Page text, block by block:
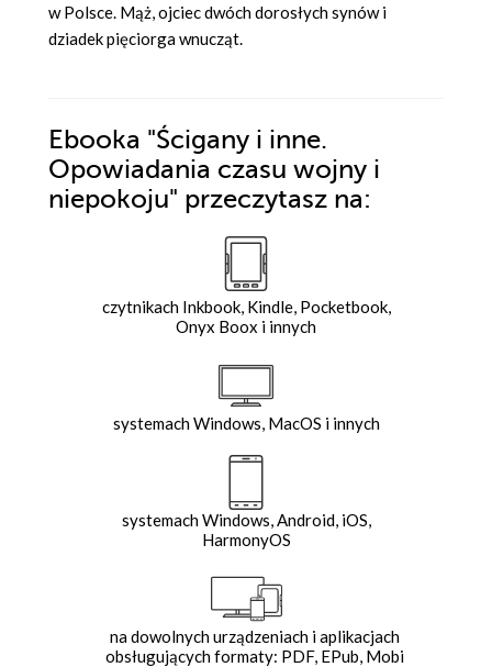
w Polsce. Mąż, ojciec dwóch dorosłych synów i
dziadek pięciorga wnucząt.
Ebooka "Ścigany i inne.
Opowiadania czasu wojny i
niepokoju" przeczytasz na:
czytnikach Inkbook, Kindle, Pocketbook,
Onyx Boox i innych
systemach Windows, MacOS i innych
systemach Windows, Android, iOS,
HarmonyOS
na dowolnych urządzeniach i aplikacjach
obsługujących formaty: PDF, EPub, Mobi